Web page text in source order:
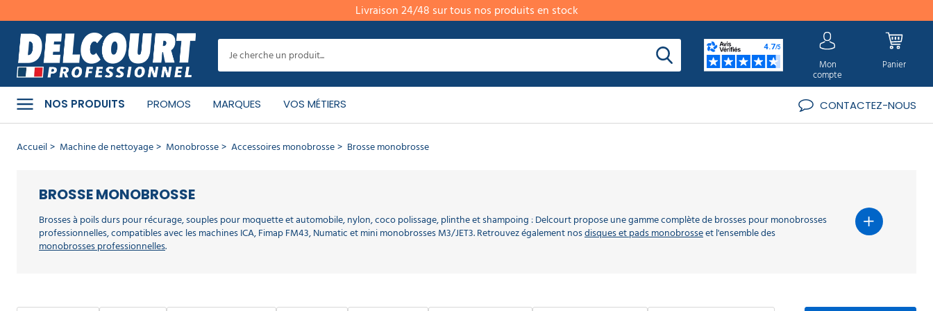
Livraison 24/48 sur tous nos produits en stock
Mon
compte
Panier
NOS PRODUITS PROMOS MARQUES VOS MÉTIERS CONTACTEZ-NOUS
MENU
CATÉGORIES
PRODUITS
NETTOYANTS
MATÉRIEL
DE
NETTOYAGE
MACHINE
Accueil Machine de nettoyage Monobrosse Accessoires monobrosse Brosse monobrosse
BROSSE MONOBROSSE
Brosses à poils durs pour récurage, souples pour moquette et automobile, nylon, coco polissage, plinthe et shampoing : Delcourt propose une gamme complète de brosses pour monobrosses
professionnelles, compatibles avec les machines ICA, Fimap FM43, Numatic et mini monobrosses M3/JET3. Retrouvez également nosdisques et pads monobrosseet l'ensemble des
monobrosses professionnelles.